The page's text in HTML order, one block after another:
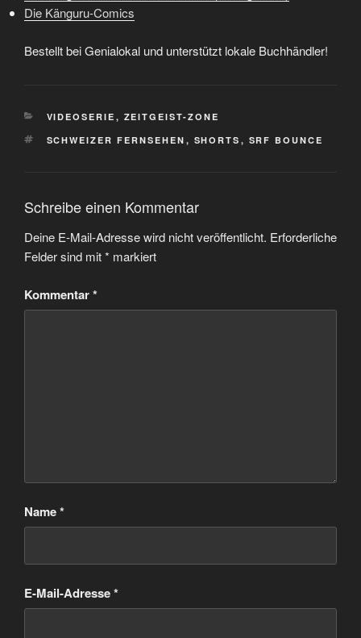
Die Känguru-Comics
Bestellt bei Genialokal und unterstützt lokale Buchhändler!
KATEGORIEN
VIDEOSERIE , ZEITGEIST-ZONE
SCHLAGWÖRTER
SCHWEIZER FERNSEHEN , SHORTS , SRF BOUNCE
Schreibe einen Kommentar
Deine E-Mail-Adresse wird nicht veröffentlicht. Erforderliche
Felder sind mit* markiert
Kommentar*
Name*
E-Mail-Adresse*